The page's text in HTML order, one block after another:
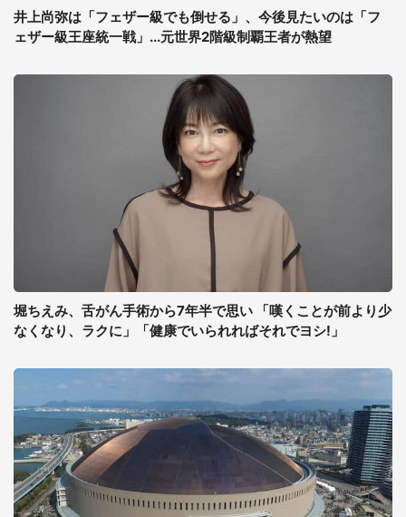
井上尚弥は「フェザー級でも倒せる」、今後見たいのは「フ
ェザー級王座統一戦」...元世界2階級制覇王者が熱望
堀ちえみ、舌がん手術から7年半で思い 「嘆くことが前より少
なくなり、ラクに」「健康でいられればそれでヨシ!」